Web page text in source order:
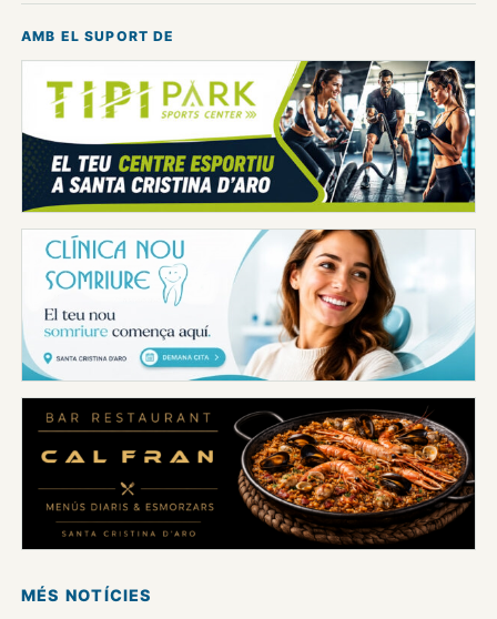
AMB EL SUPORT DE
MÉS NOTÍCIES